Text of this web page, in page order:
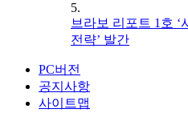
5.
브라보 리포트 1호 ‘
전략’ 발간
PC버전
공지사항
사이트맵